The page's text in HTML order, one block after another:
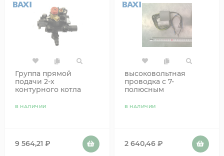
Группа прямой
подачи 2-х
контурного котла
В НАЛИЧИИ
9 564,21 ₽
высоковольтная
проводка с 7-
полюсным
В НАЛИЧИИ
2 640,46 ₽